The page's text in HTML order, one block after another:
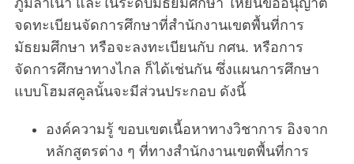
จดทะเบียนจัดการศึกษาที่สำนักงานเขตพื้นที่การ
มัธยมศึกษา หรือจะลงทะเบียนกับ กศน. หรือการ
จัดการศึกษาทางไกล ก็ได้เช่นกัน ซึ่งแผนการศึกษา
แบบโฮมสคูลนั้นจะมีส่วนประกอบ ดังนี้
องค์ความรู้ ขอบเขตเนื้อหาทางวิชาการ อิงจาก
หลักสูตรต่าง ๆ ที่ทางสำนักงานเขตพื้นที่การ